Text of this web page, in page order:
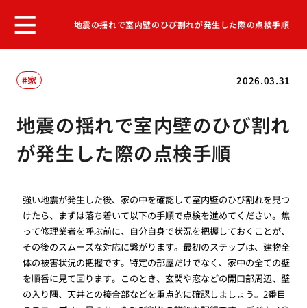
地震の揺れで室内壁のひび割れが発生した際の点検手順
2026.03.31
家
地震の揺れで室内壁のひび割れ
が発生した際の点検手順
強い地震が発生した後、家の中を確認して室内壁のひび割れを見つ
けたら、まずは落ち着いて以下の手順で点検を進めてください。焦
って修理業者を呼ぶ前に、自分自身で状況を把握しておくことが、
その後のスムーズな対応に繋がります。最初のステップは、建物全
体の被害状況の把握です。特定の部屋だけでなく、家中の全ての壁
を順番に見て回ります。このとき、玄関や窓などの開口部周辺、壁
の入り隅、天井との接合部などを重点的に確認しましょう。2番目